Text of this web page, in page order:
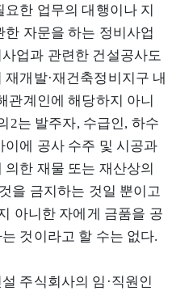
한 업무의 대행이나 지
자문을 하는 정비사업
업과 관련한 건설공사도
개발·재건축정비지구 내
관계인에 해당하지 아니
2는 발주자, 수급인, 하수
에 공사 수주 및 시공과
한 재물 또는 재산상의
을 금지하는 것일 뿐이고
아니한 자에게 금품을 공
것이라고 할 수는 없다.
주식회사의 임·직원인